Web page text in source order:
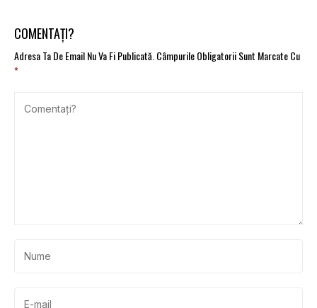
COMENTAȚI?
Adresa Ta De Email Nu Va Fi Publicată. Câmpurile Obligatorii Sunt Marcate Cu
*